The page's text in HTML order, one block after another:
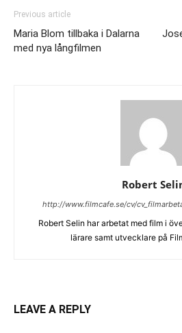
Previous article
Maria Blom tillbaka i Dalarna
med nya långfilmen
Robert
http://www.filmcafe.se/cv/
Robert Selin har arbetat med film i
lärare samt utvecklare på
LEAVE A REPLY